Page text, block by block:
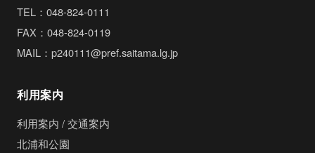
TEL：048-824-0111
FAX：048-824-0119
MAIL：p240111@pref.saitama.lg.jp
利用案内
利用案内 / 交通案内
北浦和公園